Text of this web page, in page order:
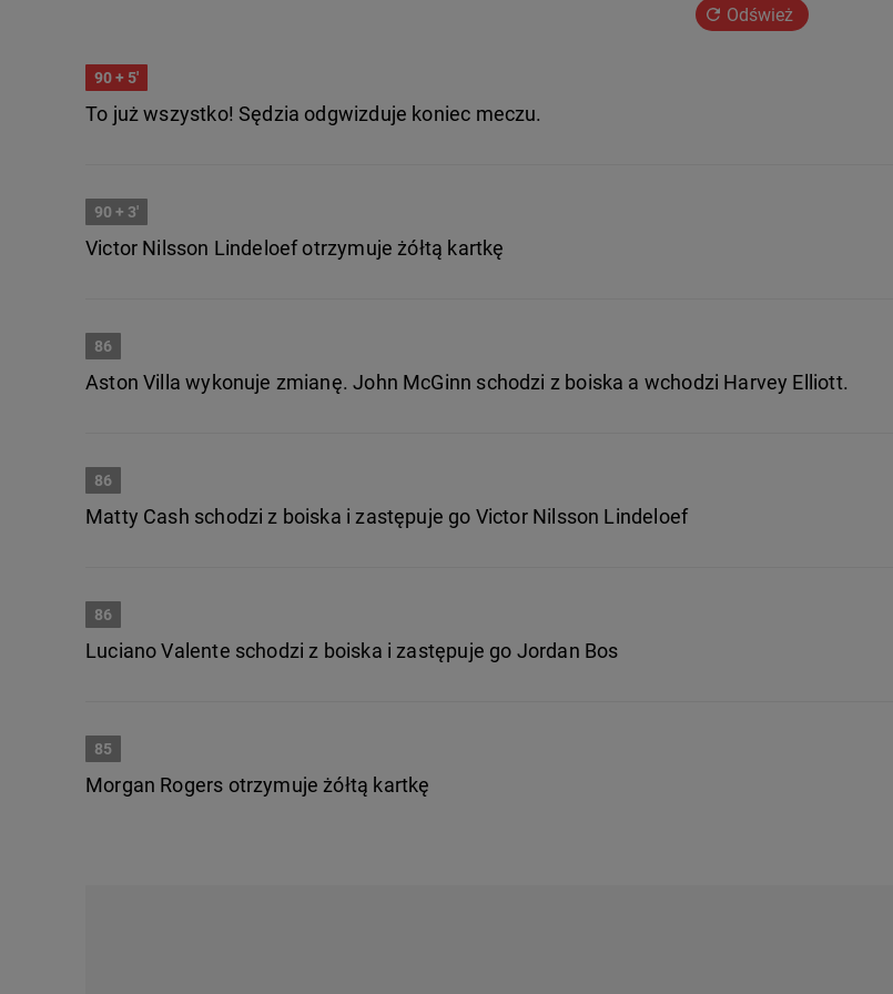
Odśwież
90+ 5'
To już wszystko! Sędzia odgwizduje koniec meczu.
90 + 3'
Victor Nilsson Lindeloef otrzymuje żółtą kartkę
86
Aston Villa wykonuje zmianę. John McGinn schodzi z boiska a wchodzi Harvey Elliott.
86
Matty Cash schodzi z boiska i zastępuje go Victor Nilsson Lindeloef
86
Luciano Valente schodzi z boiska i zastępuje go Jordan Bos
85
Morgan Rogers otrzymuje żółtą kartkę